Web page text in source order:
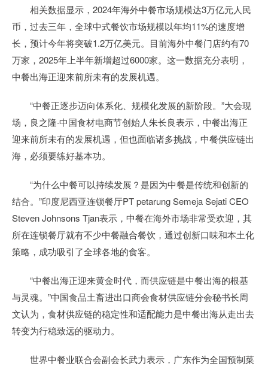
相关数据显示，2024年海外中餐市场规模达3万亿元人民
币，过去三年，全球中式餐饮市场规模以年均11%的速度增
长，预计今年将突破1.2万亿美元。目前海外中餐门店约有70
万家，2025年上半年新增超过6000家。这一数据充分表明，
中餐出海正迎来前所未有的发展机遇。
“中餐正逐步迈向体系化、规模化发展的新阶段。”大会现
场，良之隆·中国食材电商节创始人朱长良表示，中餐出海正
迎来前所未有的发展机遇，但也面临诸多挑战，中餐供应链出
海，必须要练好基本功。
“为什么中餐可以持续发展？是因为中餐是传统和创新的
结合。”印度尼西亚连锁餐厅PT petarung Semeja Sejati CEO
Steven Johnsons Tjan表示，中餐在海外市场非常受欢迎，其
所在连锁餐厅就有不少中餐融合餐饮，通过创新口味和本土化
策略，成功吸引了全球各地的食客。
“中餐出海正迎来黄金时代，而供应链是中餐出海的根基
与灵魂。”中国食品土畜进出口商会食材供应链分会秘书长周
文认为，食材供应链的稳定性和适配能力是中餐出海从走出去
转变为行稳致远的驱动力。
世界中餐业联合会副会长武力表示，广东作为全国预制菜